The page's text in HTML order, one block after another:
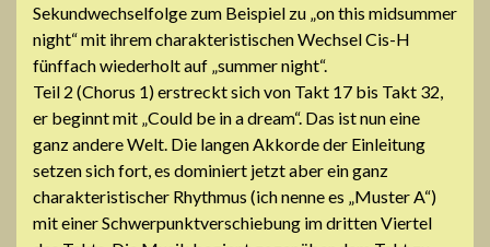
Sekundwechselfolge zum Beispiel zu „on this midsummer
night“ mit ihrem charakteristischen Wechsel Cis-H
fünffach wiederholt auf „summer night“.
Teil 2 (Chorus 1) erstreckt sich von Takt 17 bis Takt 32,
er beginnt mit „Could be in a dream“. Das ist nun eine
ganz andere Welt. Die langen Akkorde der Einleitung
setzen sich fort, es dominiert jetzt aber ein ganz
charakteristischer Rhythmus (ich nenne es „Muster A“)
mit einer Schwerpunktverschiebung im dritten Viertel